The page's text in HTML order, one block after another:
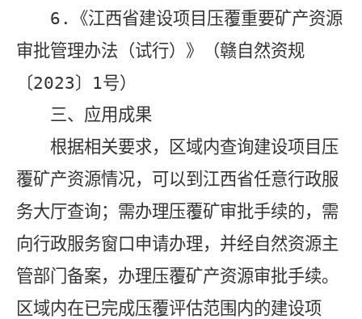
6.
《江西省建设项目压覆重要矿产资源
审批管理办法（试行）》（赣自然资规
〔2023〕 1号）
三、应用成果
根据相关要求，区域内查询建设项目压
覆矿产资源情况，可以到江西省任意行政服
务大厅查询；需办理压覆矿审批手续的，需
向行政服务窗口申请办理，并经自然资源主
管部门备案，办理压覆矿产资源审批手续。
区域内在已完成压覆评估范围内的建设项